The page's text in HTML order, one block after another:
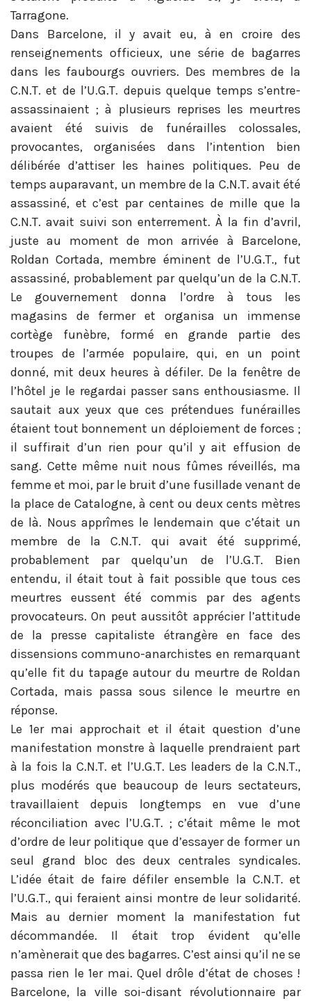
Tarragone.
Dans Barcelone, il y avait eu, à en croire des
renseignements officieux, une série de bagarres
dans les faubourgs ouvriers. Des membres de la
C.N.T. et de l’U.G.T. depuis quelque temps s’entre-
assassinaient ; à plusieurs reprises les meurtres
avaient été suivis de funérailles colossales,
provocantes, organisées dans l’intention bien
délibérée d’attiser les haines politiques. Peu de
temps auparavant, un membre de la C.N.T. avait été
assassiné, et c’est par centaines de mille que la
C.N.T. avait suivi son enterrement. À la fin d’avril,
juste au moment de mon arrivée à Barcelone,
Roldan Cortada, membre éminent de l’U.G.T., fut
assassiné, probablement par quelqu’un de la C.N.T.
Le gouvernement donna l’ordre à tous les
magasins de fermer et organisa un immense
cortège funèbre, formé en grande partie des
troupes de l’armée populaire, qui, en un point
donné, mit deux heures à défiler. De la fenêtre de
l’hôtel je le regardai passer sans enthousiasme. Il
sautait aux yeux que ces prétendues funérailles
étaient tout bonnement un déploiement de forces ;
il suffirait d’un rien pour qu’il y ait effusion de
sang. Cette même nuit nous fûmes réveillés, ma
femme et moi, par le bruit d’une fusillade venant de
la place de Catalogne, à cent ou deux cents mètres
de là. Nous apprîmes le lendemain que c’était un
membre de la C.N.T. qui avait été supprimé,
probablement par quelqu’un de l’U.G.T. Bien
entendu, il était tout à fait possible que tous ces
meurtres eussent été commis par des agents
provocateurs. On peut aussitôt apprécier l’attitude
de la presse capitaliste étrangère en face des
dissensions communo-anarchistes en remarquant
qu’elle fit du tapage autour du meurtre de Roldan
Cortada, mais passa sous silence le meurtre en
réponse.
Le 1er mai approchait et il était question d’une
manifestation monstre à laquelle prendraient part
à la fois la C.N.T. et l’U.G.T. Les leaders de la C.N.T.,
plus modérés que beaucoup de leurs sectateurs,
travaillaient depuis longtemps en vue d’une
réconciliation avec l’U.G.T. ; c’était même le mot
d’ordre de leur politique que d’essayer de former un
seul grand bloc des deux centrales syndicales.
L’idée était de faire défiler ensemble la C.N.T. et
l’U.G.T., qui feraient ainsi montre de leur solidarité.
Mais au dernier moment la manifestation fut
décommandée. Il était trop évident qu’elle
n’amènerait que des bagarres. C’est ainsi qu’il ne se
passa rien le 1er mai. Quel drôle d’état de choses !
Barcelone, la ville soi-disant révolutionnaire par